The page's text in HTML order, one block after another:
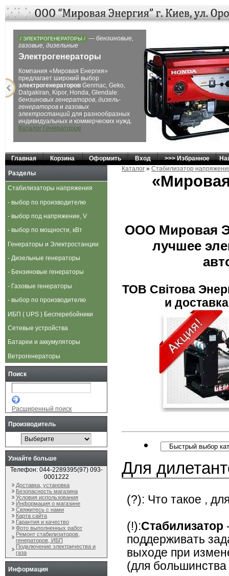
Главная Корзина Оформить Вход >>> Избранное
Каталог » Стабилизатор
ООО Мировая
лучшее
ТОВ Свiтова
и
Для
(?): Что такое ,
(!):Стабилизатор
поддерживать
выходе при
(для
Разделы
Стабилизаторы напряжения
- выбор по производителю
- выбор под напряжение, V
- выбор по мощности, кВт
Генераторы и Электростанции
- Дизельные генераторы
- Бензиновые генераторы
- Газовые генераторы
- выбор по производителю
ИБП ( UPS ) Бесперебойники
Сетевые устройства
Батареи и аккумуляторы
Ветрогенераторы
Поиск
Расширенный поиск
Производитель
Узнайте больше
Телефон: 044-2289395(97) 093-
0001222
Доставка, установка
Безопасность магазина
Условия использования
Информация о магазине
Свяжитесь с нами
Карта сайта
Гарантия и качество
Фото выполненных работ
Ремонт стабилизаторов,
генераторов, ИБП
Подключение электричества и
газа
Информация